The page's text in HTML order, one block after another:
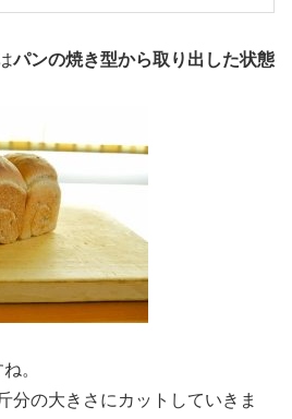
パンの焼き型から取り出した状態
。
分の大きさにカットしていきま